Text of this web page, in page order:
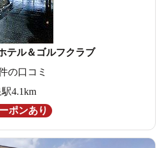
テル＆ゴルフクラブ
の口コミ
4.1km
ポンあり